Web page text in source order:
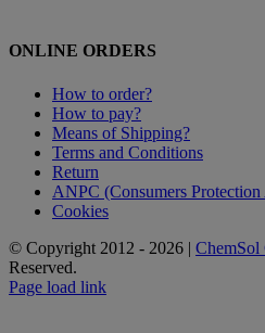
ONLINE ORDERS
How to order?
How to pay?
Means of Shipping?
Terms and Conditions
Return
ANPC (Consumers
Cookies
© Copyright 2012 - 2026 | ChemSol
Reserved.
Page load link